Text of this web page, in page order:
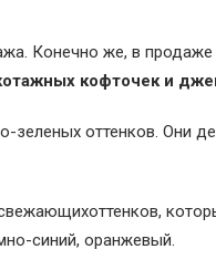
Конечно же, в
кофточек и
зеленых оттенков. Они
синий, оранжевый.